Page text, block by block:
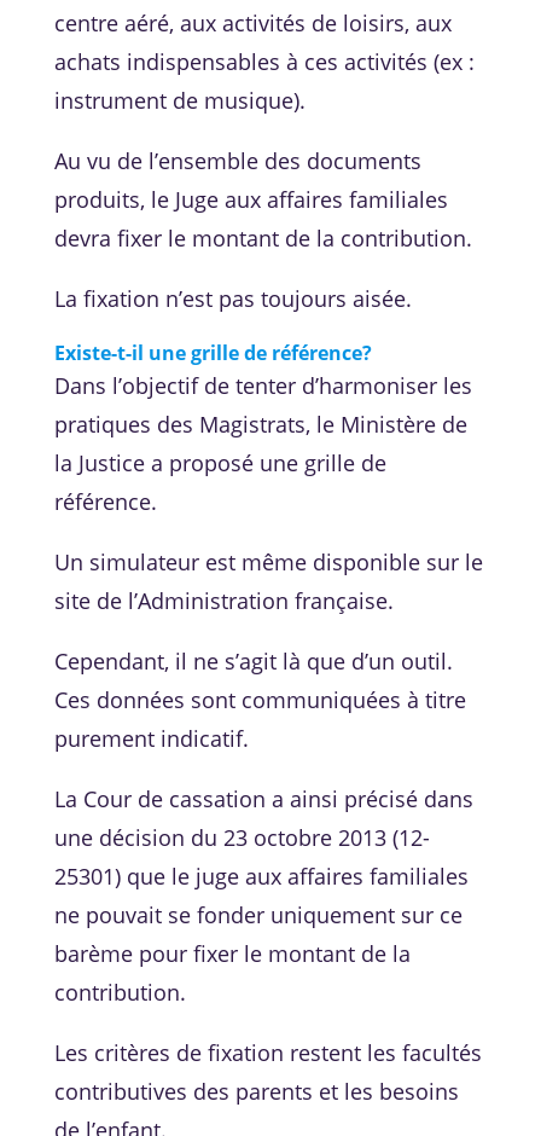
centre aéré, aux activités de loisirs, aux
achats indispensables à ces activités (ex :
instrument de musique).
Au vu de l’ensemble des documents
produits, le Juge aux affaires familiales
devra fixer le montant de la contribution.
La fixation n’est pas toujours aisée.
Existe-t-il une grille de référence?
Dans l’objectif de tenter d’harmoniser les
pratiques des Magistrats, le Ministère de
la Justice a proposé une grille de
référence.
Un simulateur est même disponible sur le
site de l’Administration française.
Cependant, il ne s’agit là que d’un outil.
Ces données sont communiquées à titre
purement indicatif.
La Cour de cassation a ainsi précisé dans
une décision du 23 octobre 2013 (12-
25301) que le juge aux affaires familiales
ne pouvait se fonder uniquement sur ce
barème pour fixer le montant de la
contribution.
Les critères de fixation restent les facultés
contributives des parents et les besoins
de l’enfant.